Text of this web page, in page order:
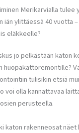
Merikarvialla tulee
iän ylittäessä 40 vuotta
eläkkeelle?
jo pelkästään katon
huopakattoremontille?
tulisikin etsiä
voi olla kannattavaa
perusteella.
katon rakenneosat näet